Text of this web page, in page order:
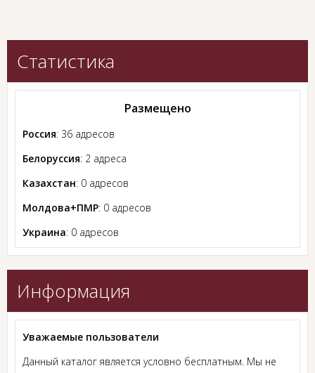
Статистика
Размещено
Россия: 36 адресов
Белоруссия: 2 адреса
Казахстан: 0 адресов
Молдова+ПМР: 0 адресов
Украина: 0 адресов
Информация
Уважаемые пользователи
Данный каталог является условно бесплатным. Мы не